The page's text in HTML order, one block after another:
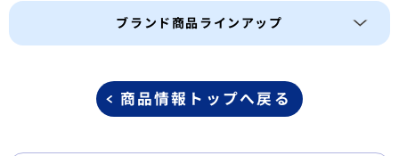
ブランド商品ラインアップ
商品情報トップへ戻る